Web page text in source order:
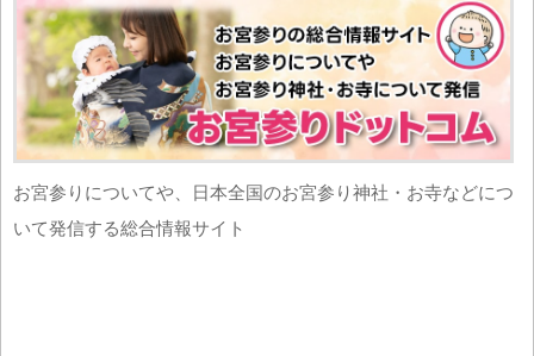
お宮参りについてや、日本全国のお宮参り神社・お寺などにつ
いて発信する総合情報サイト